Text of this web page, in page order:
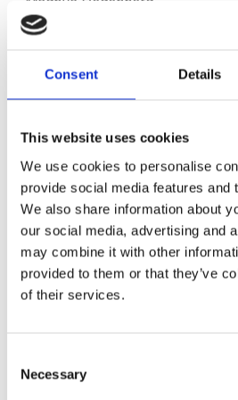
Consent Details
This website uses cookies
We use cookies to personalise
provide social media features and
We also share information about
our social media, advertising and
may combine it with other
provided to them or that they’ve
of their services.
Selection
Necessary
RÅDGIVNINGSPANELEN
Lämna ett svar
Din e-postadress kommer inte
märkta *
Kommentar*
Namn*